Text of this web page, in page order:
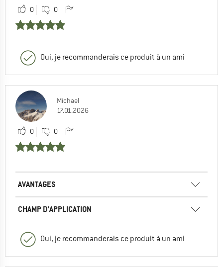
0 0
Oui, je recommanderais ce produit à un ami
Michael
17.01.2026
0 0
AVANTAGES
CHAMP D'APPLICATION
Oui, je recommanderais ce produit à un ami